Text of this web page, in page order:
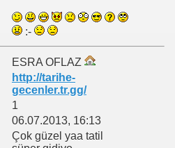
:-
ESRA OFLAZ
http://tarihe-
gecenler.tr.gg/
1
06.07.2013, 16:13
Çok güzel yaa tatil